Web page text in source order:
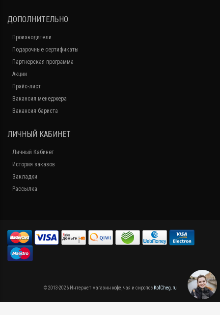
ДОПОЛНИТЕЛЬНО
Производители
Подарочные сертификаты
Партнерская программа
Акции
Прайс-лист
Вакансия менеджера
Вакансия бариста
ЛИЧНЫЙ КАБИНЕТ
Личный Кабинет
История заказов
Закладки
Рассылка
© 2013-2026 Интернет магазин кофе, чая и сиропов KofCheg.ru